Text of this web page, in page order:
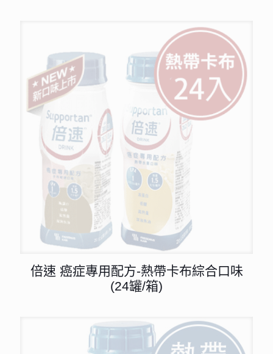
倍速 癌症專用配方-熱帶卡布綜合口味
(24罐/箱)